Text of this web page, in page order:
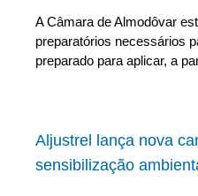
A Câmara de Almodôvar
preparatórios necessários
preparado para aplicar, a
Aljustrel lança nova
sensibilização